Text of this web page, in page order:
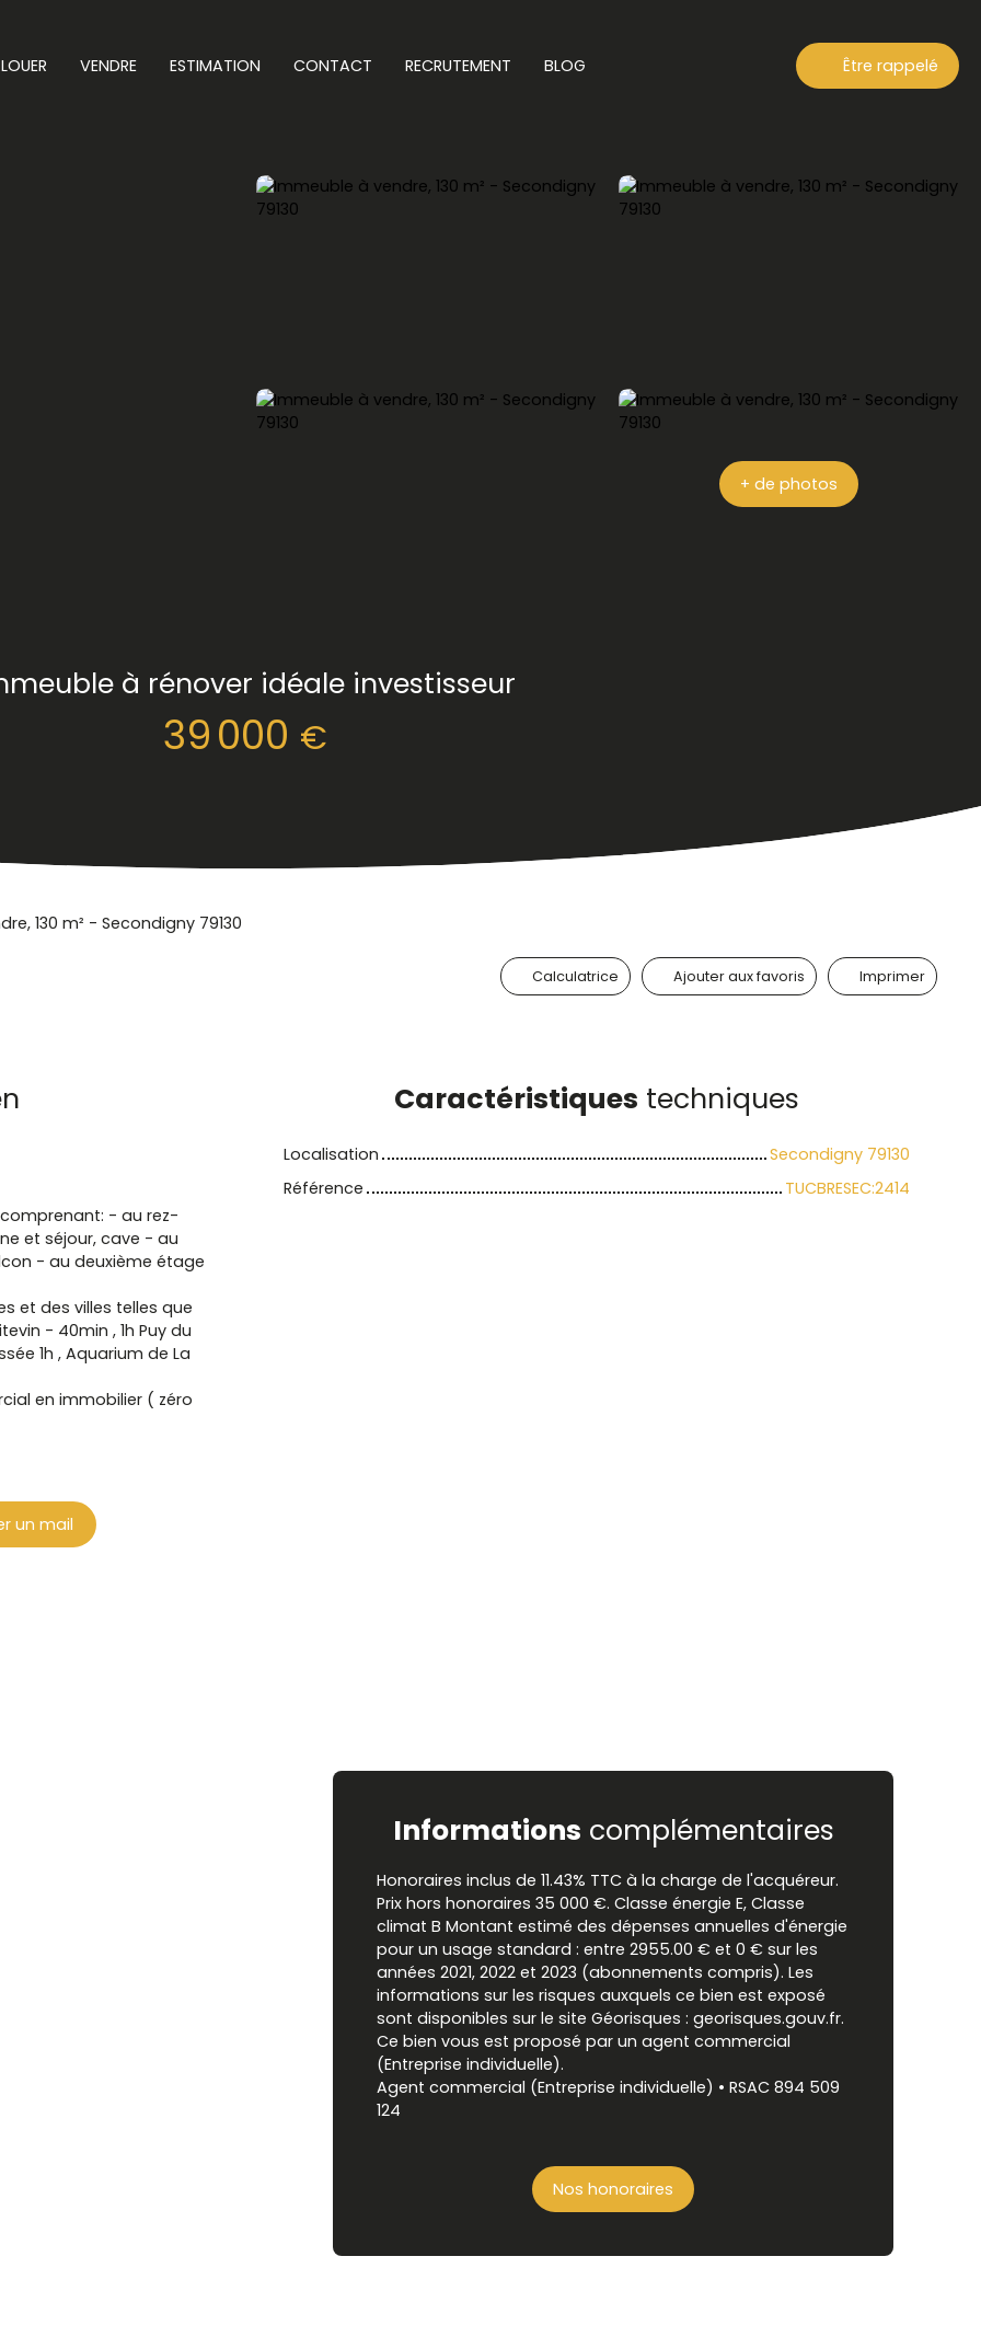
LOUER VENDRE ESTIMATION CONTACT RECRUTEMENT BLOG Être rappelé
+ de photos
à rénover idéale investisseur
39 000 €
130 m² - Secondigny 79130
Calculatrice Ajouter aux favoris Imprimer
- au rez-
et séjour, cave - au
- au deuxième étage
et des villes telles que
- 40min , 1h Puy du
1h , Aquarium de La
en immobilier ( zéro
un mail
Caractéristiques techniques
Localisation
Secondigny 79130
Référence
TUCBRESEC:2414
Informations complémentaires
Honoraires inclus de 11.43% TTC à la charge de l'acquéreur.
Prix hors honoraires 35 000 €. Classe énergie E, Classe
climat B Montant estimé des dépenses annuelles d'énergie
pour un usage standard : entre 2955.00 € et 0 € sur les
années 2021, 2022 et 2023 (abonnements compris). Les
informations sur les risques auxquels ce bien est exposé
sont disponibles sur le site Géorisques : georisques.gouv.fr.
Ce bien vous est proposé par un agent commercial
(Entreprise individuelle).
Agent commercial (Entreprise individuelle) • RSAC 894 509
124
Nos honoraires